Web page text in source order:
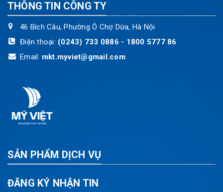
THÔNG TIN CÔNG TY
46 Bích Câu, Phường Ô Chợ Dừa, Hà Nội
Điện thoại: (0243) 733 0886 - 1800 5777 86
Email: mkt.myviet@gmail.com
SẢN PHẨM DỊCH VỤ
ĐĂNG KÝ NHẬN TIN